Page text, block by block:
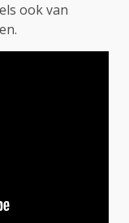
ook van